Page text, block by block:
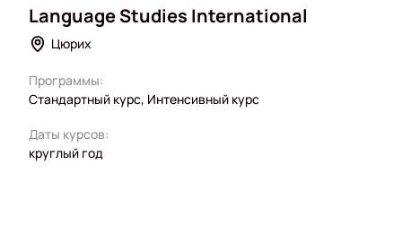
Language Studies International
Цюрих
Программы:
Стандартный курс, Интенсивный курс
Даты курсов:
круглый год